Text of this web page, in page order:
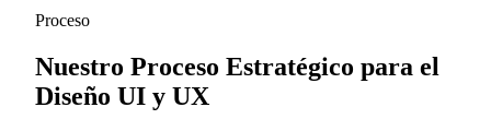
Proceso
Nuestro Proceso Estratégico para el
Diseño UI y UX